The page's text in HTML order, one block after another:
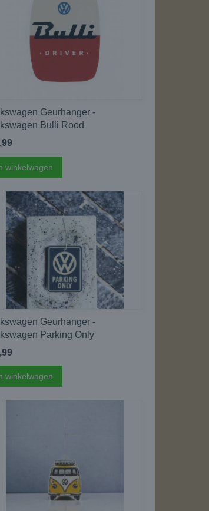
Geurhanger -
Bulli Rood
winkelwagen
Geurhanger -
Parking Only
winkelwagen